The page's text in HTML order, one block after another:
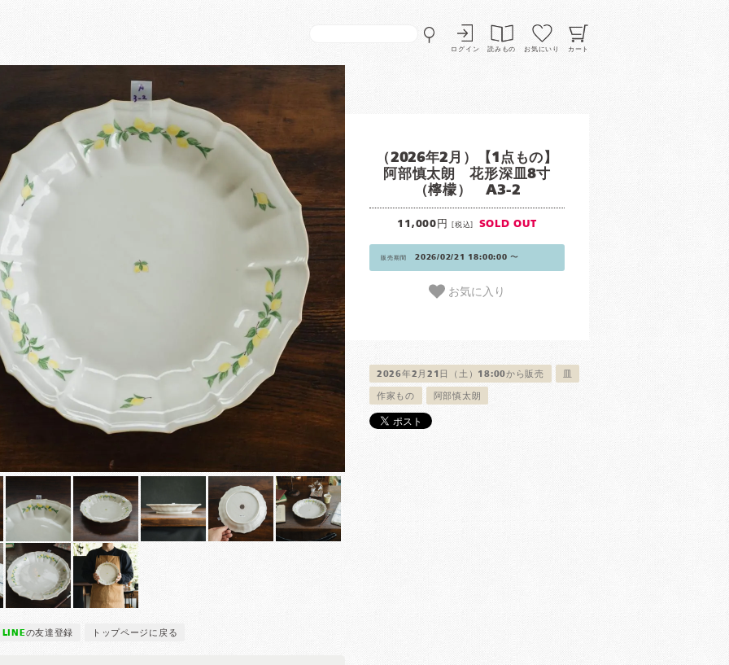
ログイン 読みもの お気にいり カート
LINEの友達登録 トップページに戻る
（2026年2月）【1点もの】
阿部慎太朗 花形深皿8寸
（檸檬） A3-2
11,000円[税込] SOLD OUT
販売期間 2026/02/21 18:00:00 〜
お気に入り
2026年2月21日（土）18:00から販売
作家もの 阿部慎太朗